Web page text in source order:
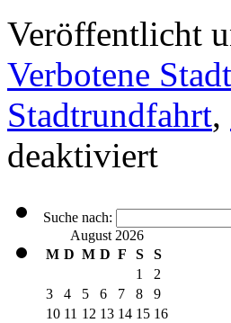
Veröffentlicht
Verbotene Stadt
Stadtrundfahrt,
deaktiviert
Suche nach:
August 2026
M D M D F S S
1
2
3
4 5 6 7 8
9
10 11 12 13 14 15 16